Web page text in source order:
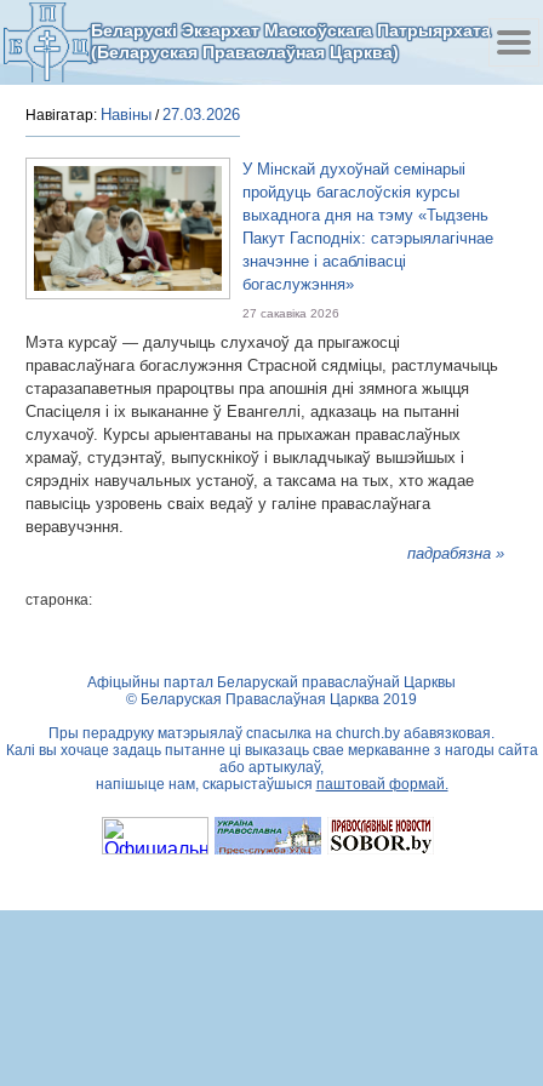
Беларускі Экзархат Маскоўскага Патрыярхата
(Беларуская Праваслаўная Царква)
Навігатар: Навіны /27.03.2026
У Мінскай духоўнай семінарыі
пройдуць багаслоўскія курсы
выхаднога дня на тэму «Тыдзень
Пакут Гасподніх: сатэрыялагічнае
значэнне і асаблівасці
богаслужэння»
27 сакавіка 2026
Мэта курсаў — далучыць слухачоў да прыгажосці
праваслаўнага богаслужэння Страсной сядміцы, растлумачыць
старазапаветныя прароцтвы пра апошнія дні зямнога жыцця
Спасіцеля і іх выкананне ў Евангеллі, адказаць на пытанні
слухачоў. Курсы арыентаваны на прыхажан праваслаўных
храмаў, студэнтаў, выпускнікоў і выкладчыкаў вышэйшых і
сярэдніх навучальных устаноў, а таксама на тых, хто жадае
павысіць узровень сваіх ведаў у галіне праваслаўнага
веравучэння.
падрабязна »
старонка:
Афіцыйны партал Беларускай праваслаўнай Царквы
© Беларуская Праваслаўная Царква 2019
Пры перадруку матэрыялаў спасылка на church.by абавязковая.
Калі вы хочаце задаць пытанне ці выказаць свае меркаванне з нагоды сайта
або артыкулаў,
напішыце нам, скарыстаўшыся паштовай формай.